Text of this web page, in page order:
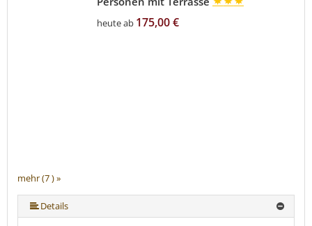
mehr (7 ) »
mehr (7 ) »
mehr (7 ) »
mehr (7 ) »
heute ab 175,00 €
Details